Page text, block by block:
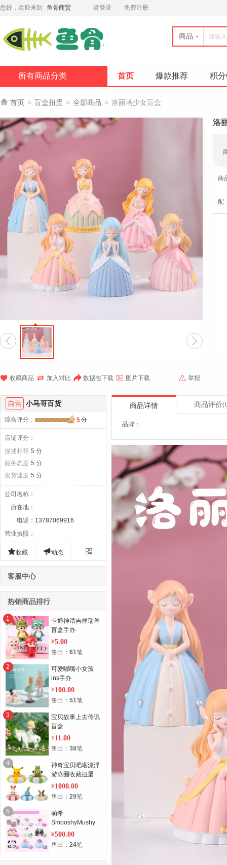
您好，欢迎来到 鱼骨商贸 请登录 免费注册
商品
所有商品分类 首页 爆款推荐 积
 首页 > 盲盒扭蛋 > 全部商品 > 洛丽塔少女盲盒
 
 收藏商品  加入对比  举报
 数据包下载  图片下载
洛
商
商品详情 商品评价
品牌：
自营 小马哥百货
综合评分 ： 5分
店铺评分：
描述相符 5 分
服务态度 5 分
发货速度 5 分
公司名称 ：
所在地 ：
电话 ： 13787069916
营业执照 ：
收藏 动态 
客服中心
热销商品排行
1
卡通神话吉祥瑞兽
盲盒手办
¥5.00
售出： 61笔
2
可爱嘟嘴小女孩
ins手办
¥100.00
售出： 51笔
3
宝贝故事上古传说
盲盒
¥11.00
售出： 38笔
4
神奇宝贝吧嗒漂浮
游泳圈收藏扭蛋
¥1000.00
售出： 29笔
5
萌希
SmooshyMushy
么希慢回弹盲(整)
盒
¥500.00
售出： 24笔